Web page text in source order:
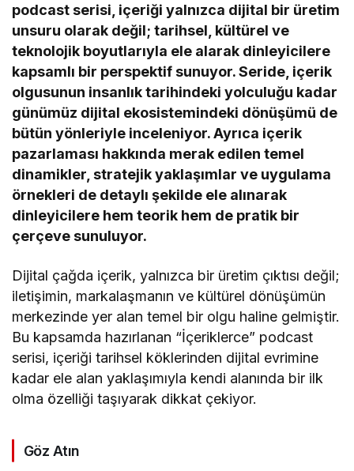
podcast serisi, içeriği yalnızca dijital bir üretim
unsuru olarak değil; tarihsel, kültürel ve
teknolojik boyutlarıyla ele alarak dinleyicilere
kapsamlı bir perspektif sunuyor. Seride, içerik
olgusunun insanlık tarihindeki yolculuğu kadar
günümüz dijital ekosistemindeki dönüşümü de
bütün yönleriyle inceleniyor. Ayrıca içerik
pazarlaması hakkında merak edilen temel
dinamikler, stratejik yaklaşımlar ve uygulama
örnekleri de detaylı şekilde ele alınarak
dinleyicilere hem teorik hem de pratik bir
çerçeve sunuluyor.
Dijital çağda içerik, yalnızca bir üretim çıktısı değil;
iletişimin, markalaşmanın ve kültürel dönüşümün
merkezinde yer alan temel bir olgu haline gelmiştir.
Bu kapsamda hazırlanan “İçeriklerce” podcast
serisi, içeriği tarihsel köklerinden dijital evrimine
kadar ele alan yaklaşımıyla kendi alanında bir ilk
olma özelliği taşıyarak dikkat çekiyor.
Göz Atın